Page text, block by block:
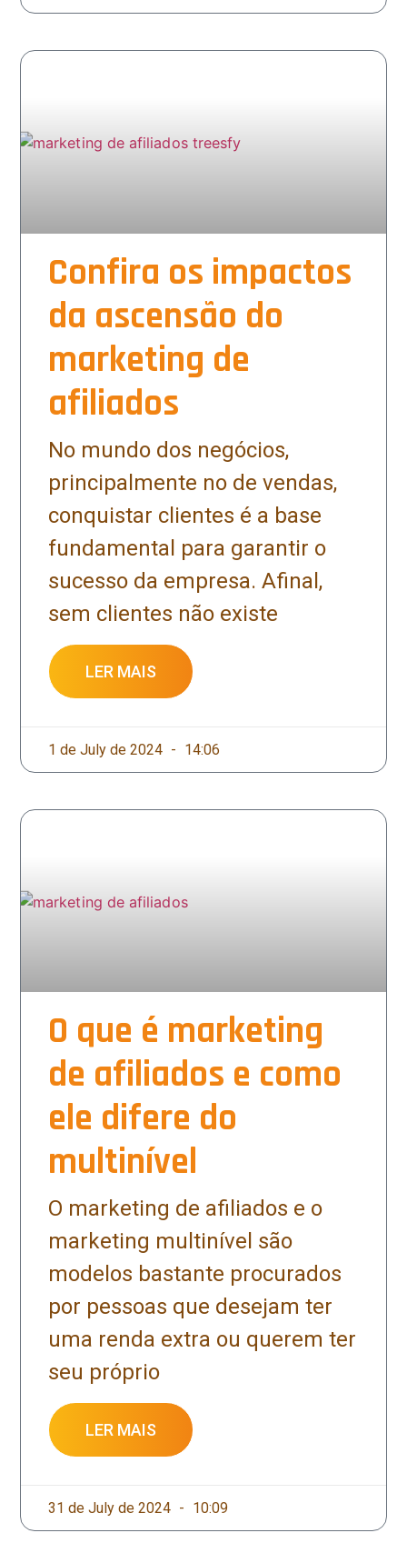
Confira os impactos
da ascensão do
marketing de
afiliados
No mundo dos negócios,
principalmente no de vendas,
conquistar clientes é a base
fundamental para garantir o
sucesso da empresa. Afinal,
sem clientes não existe
LER MAIS
1 de July de 2024 14:06
O que é marketing
de afiliados e como
ele difere do
multinível
O marketing de afiliados e o
marketing multinível são
modelos bastante procurados
por pessoas que desejam ter
uma renda extra ou querem ter
seu próprio
LER MAIS
31 de July de 2024 10:09